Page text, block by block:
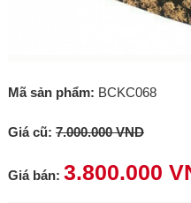
Mã sản phẩm: BCKC068
Giá cũ: 7.000.000 VND
Giá bán: 3.800.000